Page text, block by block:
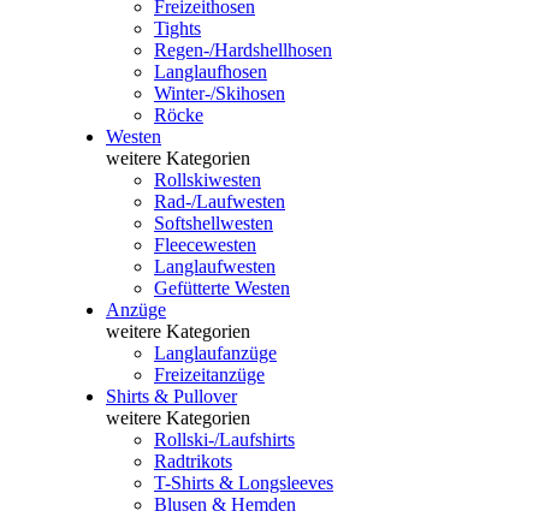
Freizeithosen
Tights
Regen-/Hardshellhosen
Langlaufhosen
Winter-/Skihosen
Röcke
Westen
weitere Kategorien
Rollskiwesten
Rad-/Laufwesten
Softshellwesten
Fleecewesten
Langlaufwesten
Gefütterte Westen
Anzüge
weitere Kategorien
Langlaufanzüge
Freizeitanzüge
Shirts & Pullover
weitere Kategorien
Rollski-/Laufshirts
Radtrikots
T-Shirts & Longsleeves
Blusen & Hemden